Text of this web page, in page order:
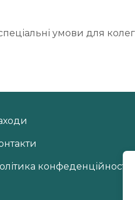
умови для колег
конфеденційності